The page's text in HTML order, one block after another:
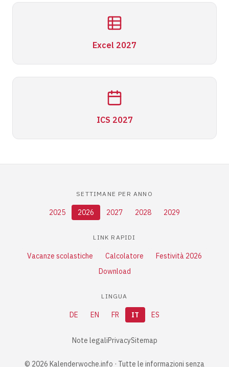
Excel 2027
ICS 2027
SETTIMANE PER ANNO
2025 2026 2027 2028 2029
LINK RAPIDI
Vacanze scolastiche Calcolatore
Festività 2026
Download
LINGUA
DE EN FR IT ES
Note legaliPrivacySitemap
© 2026 Kalenderwoche.info · Tutte le informazioni senza